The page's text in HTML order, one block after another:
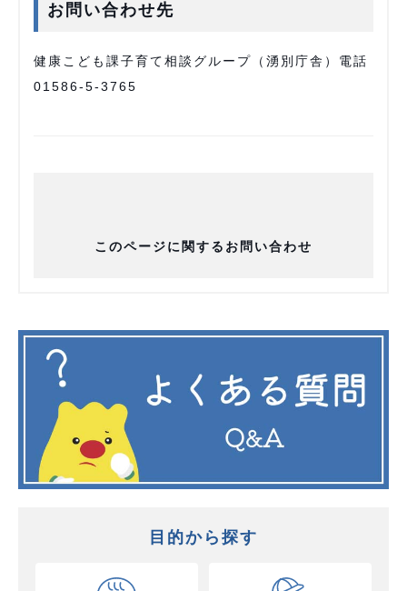
お問い合わせ先
健康こども課子育て相談グループ（湧別庁舎）電話
01586-5-3765
このページに関するお問い合わせ
目的から探す